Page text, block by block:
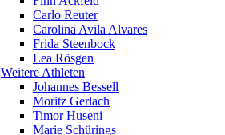
Carlo Reuter
Carolina Avila Alvares
Frida Steenbock
Lea Rösgen
Weitere Athleten
Johannes Bessell
Moritz Gerlach
Timor Huseni
Marie Schürings